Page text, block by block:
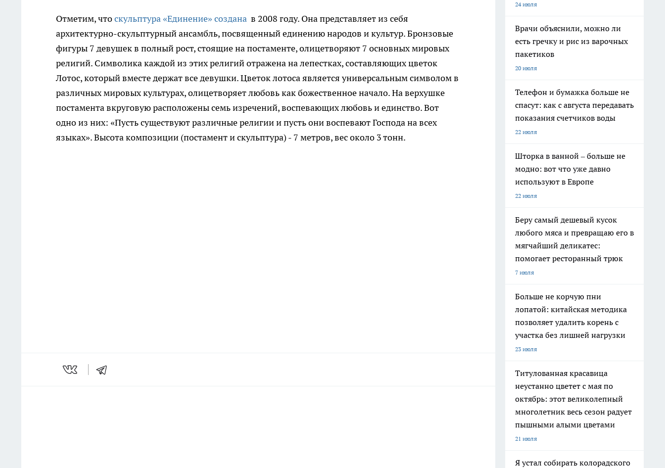
Отметим, чтоскульптура «Единение» создана в 2008 году. Она представляет из себя
архитектурно-скульптурный ансамбль, посвященный единению народов и культур. Бронзовые
фигуры 7 девушек в полный рост, стоящие на постаменте, олицетворяют 7 основных мировых
религий. Символика каждой из этих религий отражена на лепестках, составляющих цветок
Лотос, который вместе держат все девушки. Цветок лотоса является универсальным символом в
различных мировых культурах, олицетворяет любовь как божественное начало. На верхушке
постамента вкруговую расположены семь изречений, воспевающих любовь и единство. Вот
одно из них: «Пусть существуют различные религии и пусть они воспевают Господа на всех
языках». Высота композиции (постамент и скульптура) - 7 метров, вес около 3 тонн.
24 июля
Врачи объяснили, можно ли
есть гречку и рис из варочных
пакетиков
20 июля
Телефон и бумажка больше не
спасут: как с августа передавать
показания счетчиков воды
22 июля
Шторка в ванной – больше не
модно: вот что уже давно
используют в Европе
22 июля
Беру самый дешевый кусок
любого мяса и превращаю его в
мягчайший деликатес:
помогает ресторанный трюк
7 июля
Больше не корчую пни
лопатой: китайская методика
позволяет удалить корень с
участка без лишней нагрузки
23 июля
Титулованная красавица
неустанно цветет с мая по
октябрь: этот великолепный
многолетник весь сезон радует
пышными алыми цветами
21 июля
Я устал собирать колорадского